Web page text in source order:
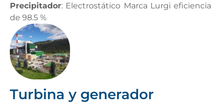
Precipitador: Electrostático Marca Lurgi eficiencia
de 98.5 %
Turbina y generador​